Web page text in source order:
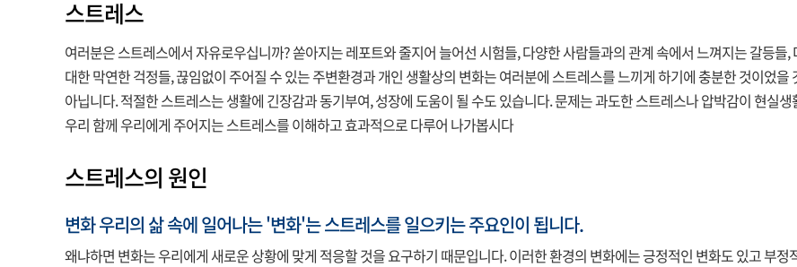
스트레스
여러분은 스트레스에서 자유로우십니까? 쏟아지는 레포트와 줄지어 늘어선 시험들, 다양한 사람들과의 관계 속에서 느껴지는 갈등들,
대한 막연한 걱정들, 끊임없이 주어질 수 있는 주변환경과 개인 생활상의 변화는 여러분에 스트레스를 느끼게 하기에 충분한 것이었
아닙니다. 적절한 스트레스는 생활에 긴장감과 동기부여, 성장에 도움이 될 수도 있습니다. 문제는 과도한 스트레스나 압박감이 현실
우리 함께 우리에게 주어지는 스트레스를 이해하고 효과적으로 다루어 나가봅시다
스트레스의 원인
변화 우리의 삶 속에 일어나는 '변화'는 스트레스를 일으키는 주요인이 됩니다.
왜냐하면 변화는 우리에게 새로운 상황에 맞게 적응할 것을 요구하기 때문입니다. 이러한 환경의 변화에는 긍정적인 변화도 있고 부